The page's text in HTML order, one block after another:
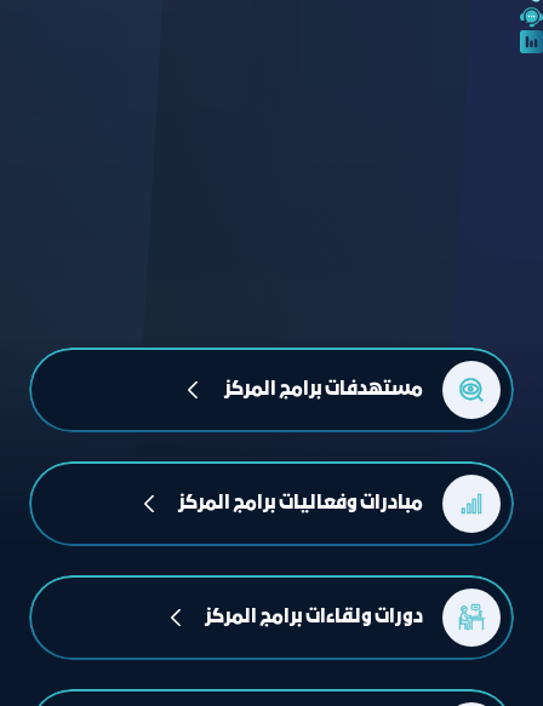
مستهدفات برامج المركز
مبادرات وفعاليات برامج المركز
دورات ولقاءات برامج المركز